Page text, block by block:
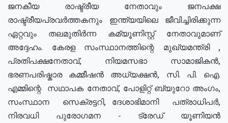
ജനകീയ രാഷ്ട്രീയ നേതാവും ജനപക്ഷ
രാഷ്ട്രീയപ്രവർത്തകനും ഇന്ത്യയിലെ ജീവിച്ചിരിക്കുന്ന
ഏറ്റവും തലമുതിർന്ന കമ്യൂണിസ്റ്റ് നേതാവുമാണ്
അദ്ദേഹം. കേരള സംസ്ഥാനത്തിന്റെ മുഖ്യമന്ത്രി ,
പ്രതിപക്ഷനേതാവ്, നിയമസഭാ സാമാജികൻ,
ഭരണപരിഷ്കാര കമ്മീഷൻ അധ്യക്ഷൻ, സി. പി. ഐ.
എമ്മിന്റെ സഥാപക നേതാവ്, പോളിറ്റ് ബ്യുറോ അംഗം,
സംസ്ഥാന സെക്രട്ടറി, ദേശാഭിമാനി പത്രാധിപർ,
നിരവധി പുരോഗമന - ട്രേഡ് യൂണിയൻ